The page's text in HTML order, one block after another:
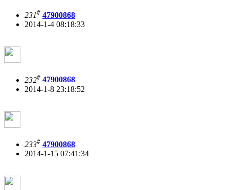
231# 47900868
2014-1-4 08:18:33
232# 47900868
2014-1-8 23:18:52
233# 47900868
2014-1-15 07:41:34